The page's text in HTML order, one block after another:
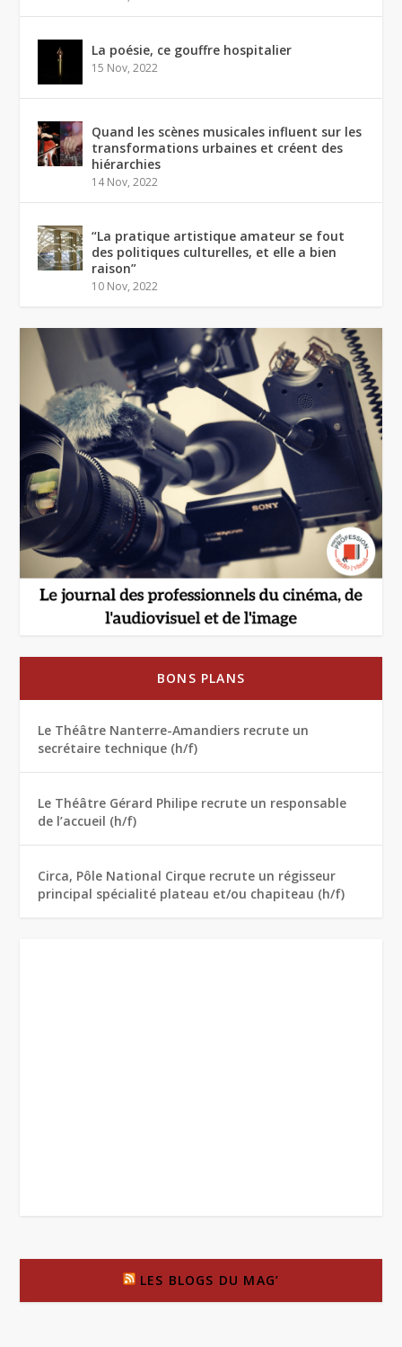
La poésie, ce gouffre hospitalier
15 Nov, 2022
Quand les scènes musicales influent sur les
transformations urbaines et créent des
hiérarchies
14 Nov, 2022
“La pratique artistique amateur se fout
des politiques culturelles, et elle a bien
raison”
10 Nov, 2022
BONS PLANS
Le Théâtre Nanterre-Amandiers recrute un
secrétaire technique (h/f)
Le Théâtre Gérard Philipe recrute un responsable
de l’accueil (h/f)
Circa, Pôle National Cirque recrute un régisseur
principal spécialité plateau et/ou chapiteau (h/f)
LES BLOGS DU MAG’